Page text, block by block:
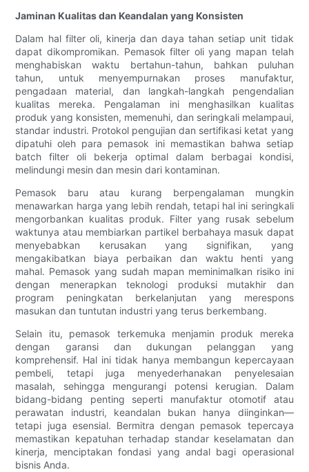
Jaminan Kualitas dan Keandalan yang Konsisten
Dalam hal filter oli, kinerja dan daya tahan setiap unit tidak
dapat dikompromikan. Pemasok filter oli yang mapan telah
menghabiskan waktu bertahun-tahun, bahkan puluhan
tahun, untuk menyempurnakan proses manufaktur,
pengadaan material, dan langkah-langkah pengendalian
kualitas mereka. Pengalaman ini menghasilkan kualitas
produk yang konsisten, memenuhi, dan seringkali melampaui,
standar industri. Protokol pengujian dan sertifikasi ketat yang
dipatuhi oleh para pemasok ini memastikan bahwa setiap
batch filter oli bekerja optimal dalam berbagai kondisi,
melindungi mesin dan mesin dari kontaminan.
Pemasok baru atau kurang berpengalaman mungkin
menawarkan harga yang lebih rendah, tetapi hal ini seringkali
mengorbankan kualitas produk. Filter yang rusak sebelum
waktunya atau membiarkan partikel berbahaya masuk dapat
menyebabkan kerusakan yang signifikan, yang
mengakibatkan biaya perbaikan dan waktu henti yang
mahal. Pemasok yang sudah mapan meminimalkan risiko ini
dengan menerapkan teknologi produksi mutakhir dan
program peningkatan berkelanjutan yang merespons
masukan dan tuntutan industri yang terus berkembang.
Selain itu, pemasok terkemuka menjamin produk mereka
dengan garansi dan dukungan pelanggan yang
komprehensif. Hal ini tidak hanya membangun kepercayaan
pembeli, tetapi juga menyederhanakan penyelesaian
masalah, sehingga mengurangi potensi kerugian. Dalam
bidang-bidang penting seperti manufaktur otomotif atau
perawatan industri, keandalan bukan hanya diinginkan—
tetapi juga esensial. Bermitra dengan pemasok tepercaya
memastikan kepatuhan terhadap standar keselamatan dan
kinerja, menciptakan fondasi yang andal bagi operasional
bisnis Anda.